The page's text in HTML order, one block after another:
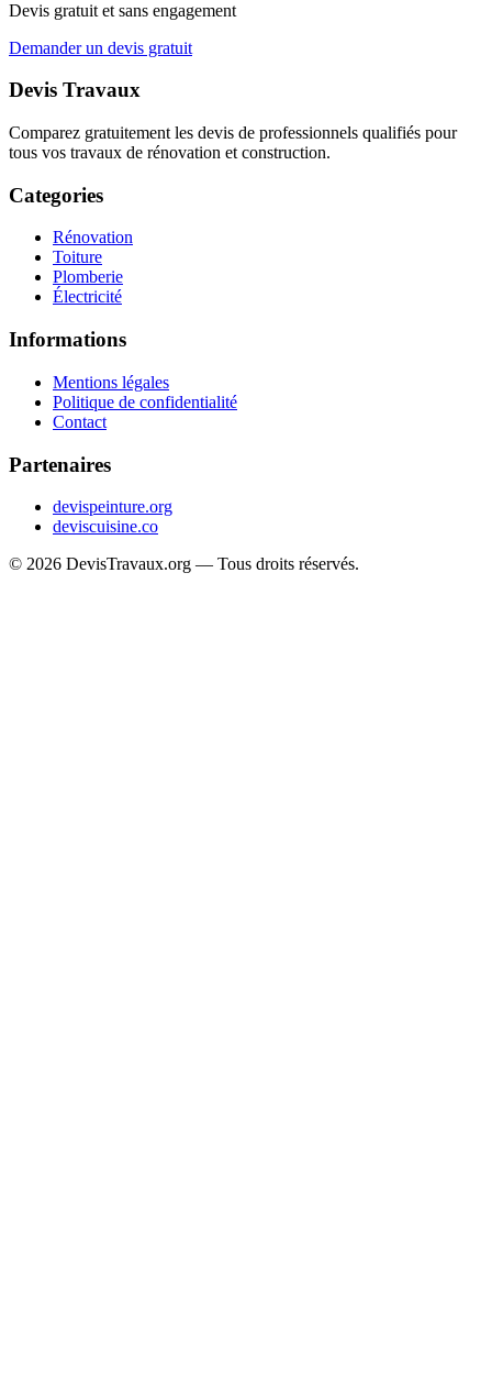
Devis gratuit et sans engagement
Demander un devis gratuit
Devis Travaux
Comparez gratuitement les devis de professionnels qualifiés pour
tous vos travaux de rénovation et construction.
Categories
Rénovation
Toiture
Plomberie
Électricité
Informations
Mentions légales
Politique de confidentialité
Contact
Partenaires
devispeinture.org
deviscuisine.co
© 2026 DevisTravaux.org — Tous droits réservés.